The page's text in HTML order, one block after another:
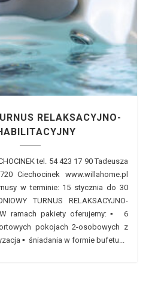
RELAKSACYJNO-
tel. 54 423 17 90 Tadeusza
Ciechocinek www.willahome.pl
w terminie: 15 stycznia do 30
TURNUS RELAKSACYJNO-
W ramach pakiety oferujemy: ▪ 6
pokojach 2-osobowych z
▪ śniadania w formie bufetu...